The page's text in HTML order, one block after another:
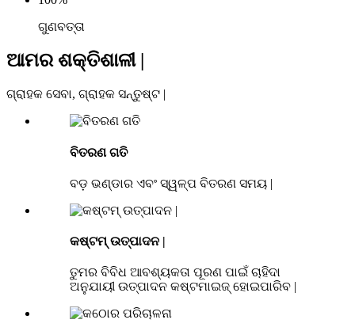
ଗୁଣବତ୍ତା
ଆମର ଶକ୍ତିଶାଳୀ |
ଗ୍ରାହକ ସେବା, ଗ୍ରାହକ ସନ୍ତୁଷ୍ଟ |
ବିତରଣ ଗତି
ବଡ଼ ଭଣ୍ଡାର ଏବଂ ସ୍ୱଳ୍ପ ବିତରଣ ସମୟ |
କଷ୍ଟମ୍ ଉତ୍ପାଦନ |
ତୁମର ବିବିଧ ଆବଶ୍ୟକତା ପୂରଣ ପାଇଁ ଚାହିଦା
ଅନୁଯାୟୀ ଉତ୍ପାଦନ କଷ୍ଟମାଇଜ୍ ହୋଇପାରିବ |